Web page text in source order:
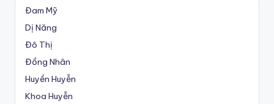
Đam Mỹ
Dị Năng
Đô Thị
Đồng Nhân
Huyền Huyễn
Khoa Huyễn